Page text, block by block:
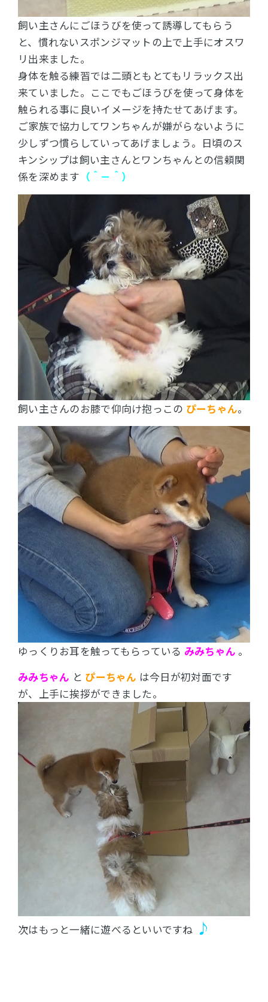
飼い主さんにごほうびを使って誘導してもらう
と、慣れないスポンジマットの上で上手にオスワ
リ出来ました。
身体を触る練習では二頭ともとてもリラックス出
来ていました。 ここでもごほうびを使って身体を
触られる事に良いイメージを持たせてあげます。
ご家族で協力してワンちゃんが嫌がらないように
少しずつ慣らしていってあげましょう。 日頃のス
キンシップは飼い主さんとワンちゃんとの信頼関
係を深めます （＾－＾）
飼い主さんのお膝で仰向け抱っこの ぴーちゃん。
ゆっくりお耳を触ってもらっている みみちゃん 。
みみちゃん と ぴーちゃん は今日が初対面です
が、 上手に挨拶ができました。
次はもっと一緒に遊べるといいですね ♪